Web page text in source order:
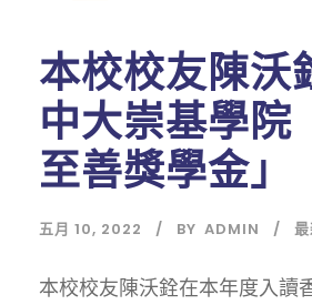
本校校友陳沃
中大崇基學院
至善獎學金」
五月 10, 2022 BY ADMIN
本校校友陳沃銓在本年度入讀